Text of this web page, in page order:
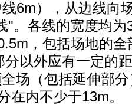
6m），从边线向
"。各线的宽度均为
，包括场地的
分以外应有一定的
场（包括延伸部
在内不少于13m。